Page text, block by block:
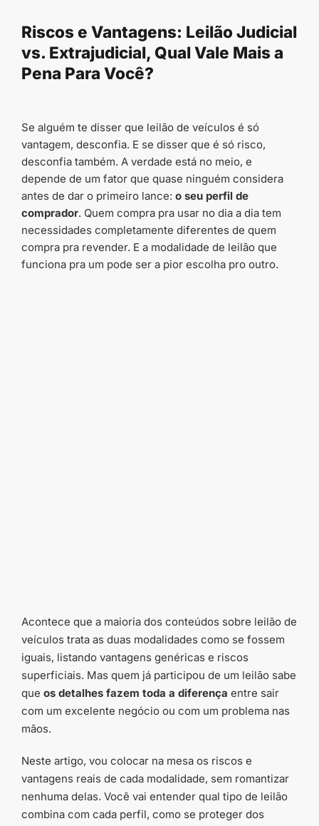
Riscos e Vantagens: Leilão Judicial
vs. Extrajudicial, Qual Vale Mais a
Pena Para Você?
Se alguém te disser que leilão de veículos é só
vantagem, desconfia. E se disser que é só risco,
desconfia também. A verdade está no meio, e
depende de um fator que quase ninguém considera
antes de dar o primeiro lance: o seu perfil de
comprador. Quem compra pra usar no dia a dia tem
necessidades completamente diferentes de quem
compra pra revender. E a modalidade de leilão que
funciona pra um pode ser a pior escolha pro outro.
Acontece que a maioria dos conteúdos sobre leilão de
veículos trata as duas modalidades como se fossem
iguais, listando vantagens genéricas e riscos
superficiais. Mas quem já participou de um leilão sabe
que os detalhes fazem toda a diferença entre sair
com um excelente negócio ou com um problema nas
mãos.
Neste artigo, vou colocar na mesa os riscos e
vantagens reais de cada modalidade, sem romantizar
nenhuma delas. Você vai entender qual tipo de leilão
combina com cada perfil, como se proteger dos